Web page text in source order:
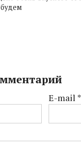
E-mail *